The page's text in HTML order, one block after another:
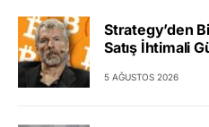
Strategy’den
Satış İhtimali
5 AĞUSTOS 2026